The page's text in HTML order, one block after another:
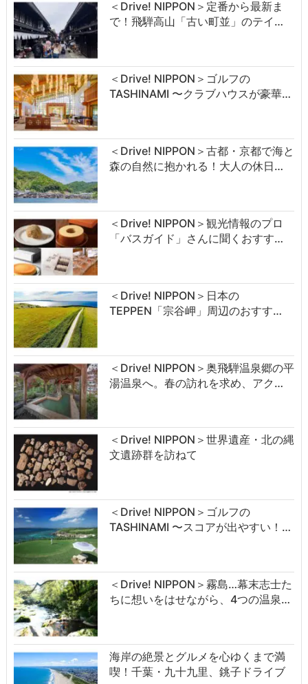
＜Drive! NIPPON＞定番から最新ま
で！飛騨高山「古い町並」のテイ…
＜Drive! NIPPON＞ゴルフの
TASHINAMI 〜クラブハウスが豪華…
＜Drive! NIPPON＞古都・京都で海と
森の自然に抱かれる！大人の休日…
＜Drive! NIPPON＞観光情報のプロ
「バスガイド」さんに聞くおすす…
＜Drive! NIPPON＞日本の
TEPPEN「宗谷岬」周辺のおすす…
＜Drive! NIPPON＞奥飛騨温泉郷の平
湯温泉へ。春の訪れを求め、アク…
＜Drive! NIPPON＞世界遺産・北の縄
文遺跡群を訪ねて
＜Drive! NIPPON＞ゴルフの
TASHINAMI 〜スコアが出やすい！…
＜Drive! NIPPON＞霧島…幕末志士た
ちに想いをはせながら、4つの温泉…
海岸の絶景とグルメを心ゆくまで満
喫！千葉・九十九里、銚子ドライブ